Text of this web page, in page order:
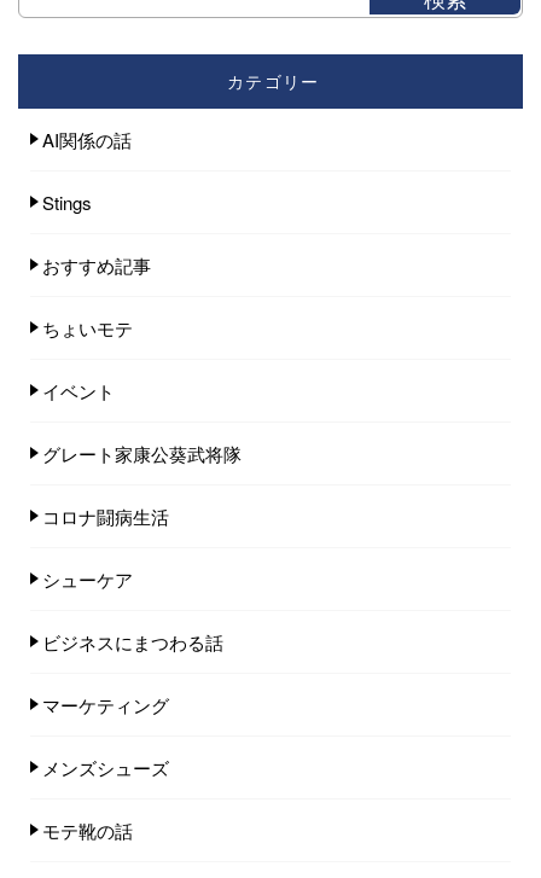
カテゴリー
AI関係の話
Stings
おすすめ記事
ちょいモテ
イベント
グレート家康公葵武将隊
コロナ闘病生活
シューケア
ビジネスにまつわる話
マーケティング
メンズシューズ
モテ靴の話